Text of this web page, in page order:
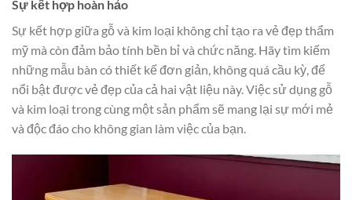
Sự kết hợp hoàn hảo
Sự kết hợp giữa gỗ và kim loại không chỉ tạo ra vẻ đẹp thẩm
mỹ mà còn đảm bảo tính bền bỉ và chức năng. Hãy tìm kiếm
những mẫu bàn có thiết kế đơn giản, không quá cầu kỳ, để
nổi bật được vẻ đẹp của cả hai vật liệu này. Việc sử dụng gỗ
và kim loại trong cùng một sản phẩm sẽ mang lại sự mới mẻ
và độc đáo cho không gian làm việc của bạn.